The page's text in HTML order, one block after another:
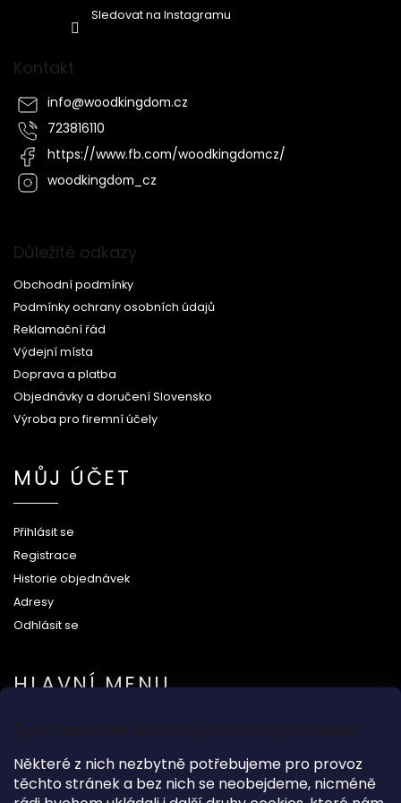
Tyto webové stránky používají cookies
Některé z nich nezbytně potřebujeme pro provoz
těchto stránek a bez nich se neobejdeme, nicméně
Sledovat na Instagramu
Kontakt
info@woodkingdom.cz
723816110
https://www.fb.com/woodkingdomcz/
woodkingdom_cz
Důležité odkazy
Obchodní podmínky
Podmínky ochrany osobních údajů
Reklamační řád
Výdejní místa
Doprava a platba
Objednávky a doručení Slovensko
Výroba pro firemní účely
MŮJ ÚČET
Přihlásit se
Registrace
Historie objednávek
Adresy
Odhlásit se
HLAVNÍ MENU
Na svatbu
Dárkové předměty
Módní doplňky